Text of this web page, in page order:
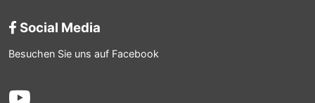
Social Media
Besuchen Sie uns auf Facebook